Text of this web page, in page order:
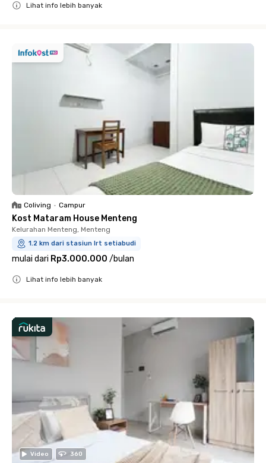
Lihat info lebih banyak
Coliving • Campur
Kost Mataram House Menteng
Kelurahan Menteng, Menteng
1.2 km dari stasiun lrt setiabudi
mulai dari Rp3.000.000 /bulan
Lihat info lebih banyak
Video 360